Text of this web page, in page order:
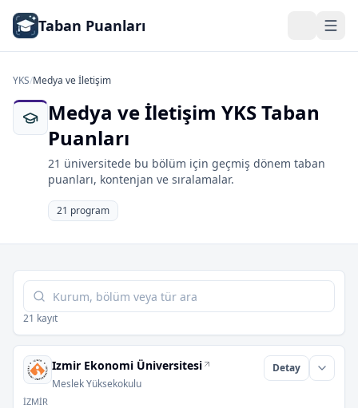
Taban Puanları
YKS/Medya ve İletişim
Medya ve İletişim YKS Taban
Puanları
21 üniversitede bu bölüm için geçmiş dönem taban
puanları, kontenjan ve sıralamalar.
21 program
Tabloda ara
21 kayıt
Izmir Ekonomi Üniversitesi
Meslek Yüksekokulu
Detay
İZMİR